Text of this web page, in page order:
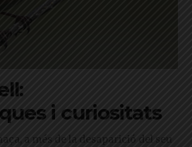
i curiositats
a més de la desaparició del seu